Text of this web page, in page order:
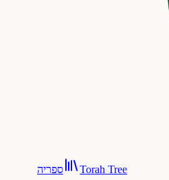
Torah Tree ספריה